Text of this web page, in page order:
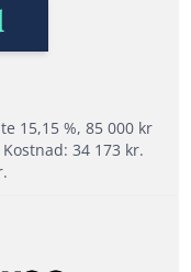
15,15 %, 85 000 kr
34 173 kr.
du vil